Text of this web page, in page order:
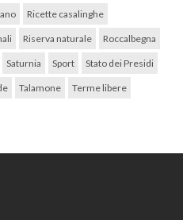
Ricette casalinghe
Riserva naturale Roccalbegna
Saturnia Sport Stato dei Presidi
Talamone Terme libere